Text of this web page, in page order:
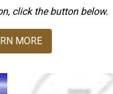
click the button below.
MORE